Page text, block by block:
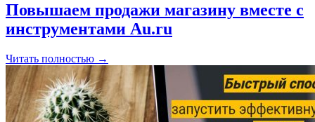
Повышаем продажи магазину вместе с
инструментами Au.ru
Читать полностью →